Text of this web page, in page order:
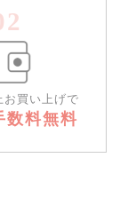
買い上げで
数料無料